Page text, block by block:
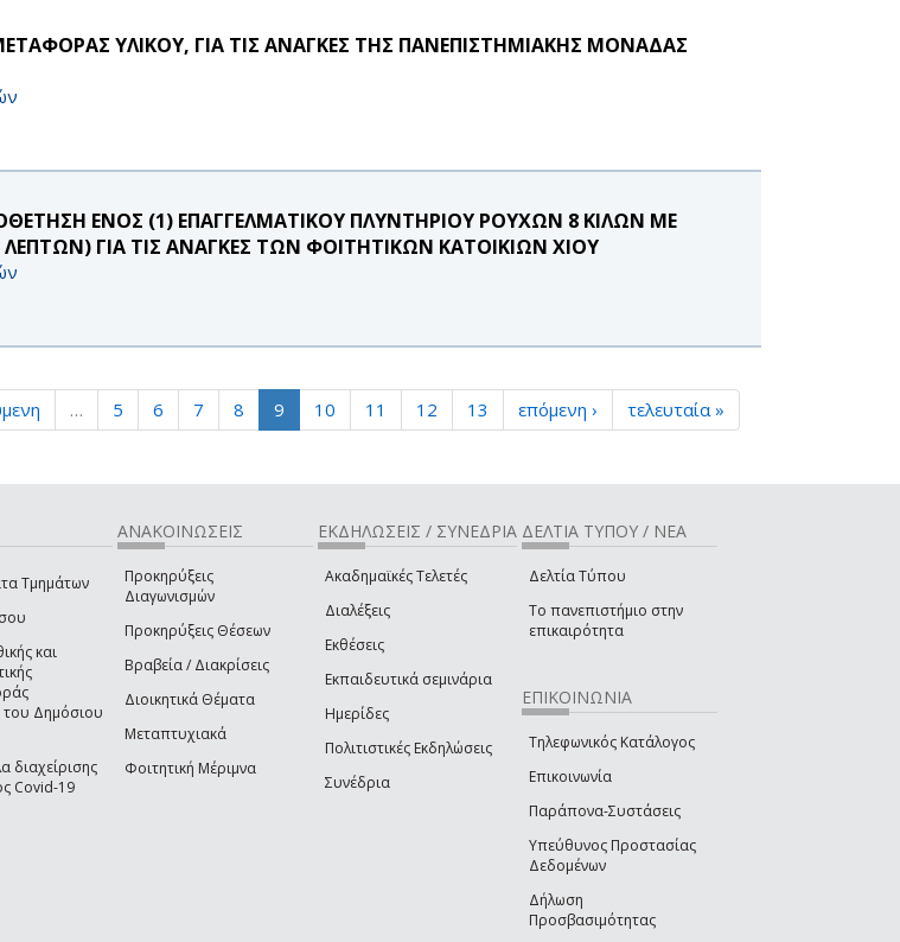
ΥΛΙΚΟΥ, ΓΙΑ ΤΙΣ ΑΝΑΓΚΕΣ ΤΗΣ ΠΑΝΕΠΙΣΤΗΜΙΑΚΗΣ ΜΟΝΑΔΑΣ
ΕΝΟΣ (1) ΕΠΑΓΓΕΛΜΑΤΙΚΟΥ ΠΛΥΝΤΗΡΙΟΥ ΡΟΥΧΩΝ 8 ΚΙΛΩΝ ΜΕ
ΓΙΑ ΤΙΣ ΑΝΑΓΚΕΣ ΤΩΝ ΦΟΙΤΗΤΙΚΩΝ ΚΑΤΟΙΚΙΩΝ ΧΙΟΥ
… 5 6 7 8 9 10 11 12 13 επόμενη › τελευταία »
Τμημάτων
και
Δημόσιου
διαχείρισης
Covid-19
ΑΝΑΚΟΙΝΩΣΕΙΣ
Προκηρύξεις
Διαγωνισμών
Προκηρύξεις Θέσεων
Βραβεία / Διακρίσεις
Διοικητικά Θέματα
Μεταπτυχιακά
Φοιτητική Μέριμνα
ΕΚΔΗΛΩΣΕΙΣ / ΣΥΝΕΔΡΙΑ
Ακαδημαϊκές Τελετές
Διαλέξεις
Εκθέσεις
Εκπαιδευτικά σεμινάρια
Ημερίδες
Πολιτιστικές Εκδηλώσεις
Συνέδρια
ΔΕΛΤΙΑ ΤΥΠΟΥ / ΝΕΑ
Δελτία Τύπου
Το πανεπιστήμιο στην
επικαιρότητα
ΕΠΙΚΟΙΝΩΝΙΑ
Τηλεφωνικός Κατάλογος
Επικοινωνία
Παράπονα-Συστάσεις
Υπεύθυνος Προστασίας
Δεδομένων
Δήλωση
Προσβασιμότητας